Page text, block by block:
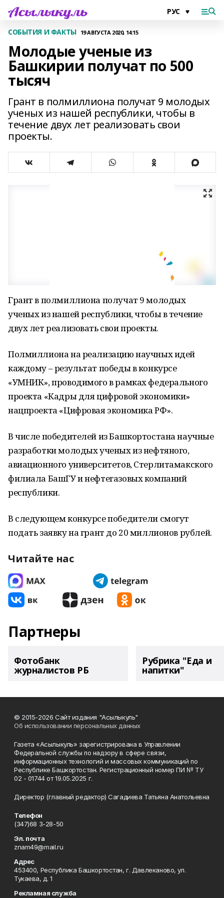
СОБЫТИЯ И ФАКТЫ 19 АВГУСТА 2020, 14:15
Молодые ученые из
Башкирии получат по 500
тысяч
Грант в полмиллиона получат 9 молодых
ученых из нашей республики, чтобы в
течение двух лет реализовать свои
проекты.
Грант в полмиллиона получат 9 молодых
ученых из нашей республики, чтобы в течение
двух лет реализовать свои проекты.
Полмиллиона на реализацию научных идей
каждому – результат победы в конкурсе
«УМНИК», проводимого в рамках федерального
проекта «Кадры для цифровой экономики»
нацпроекта «Цифровая экономика РФ».
В числе победителей из Башкортостана научные
разработки молодых ученых из нефтяного,
авиационного университетов, Стерлитамакского
филиала БашГУ и нефтегазовых компаний
республики.
В следующем конкурсе победители смогут
подать заявку на грант до 20 миллионов рублей.
Читайте нас
Партнеры
Фотобанк
журналистов РБ
Рубрика "Еда и
напитки"
© 2015-2026 Сайт издания "Асылыкуль"
Об использовании персональных данных
Газета «Асылыкуль» зарегистрирована в Управлении
Федеральной службы по надзору в сфере связи,
информационных технологий и массовых коммуникаций по
Республике Башкортостан. Регистрационный номер ПИ № ТУ
02 - 01744 от 19.05.2025 г.
Директор (главный редактор) Сагадиева Татьяна Анатольевна
Телефон
(347)68 3-28-50
Эл. почта
znam49@mail.ru
Адрес
453400, Республика Башкортостан, г. Давлеканово, ул.
Тукаева, д. 1
Рекламная служба